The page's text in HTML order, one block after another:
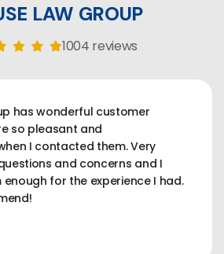
LAW GROUP
1004 reviews
has wonderful customer
so pleasant and
I contacted them. Very
and concerns and I
for the experience I had.